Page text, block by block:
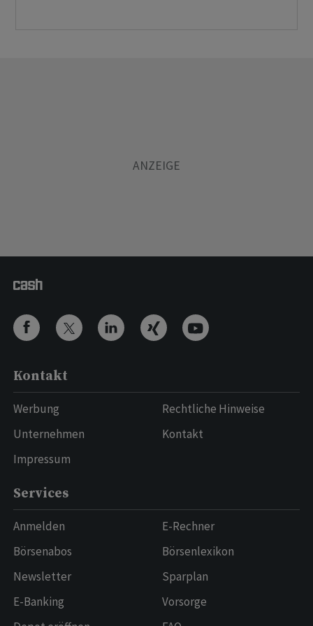
Kontakt
Werbung
Unternehmen
Impressum
Rechtliche Hinweise
Kontakt
Services
Anmelden
Börsenabos
Newsletter
E-Banking
E-Rechner
Börsenlexikon
Sparplan
Vorsorge